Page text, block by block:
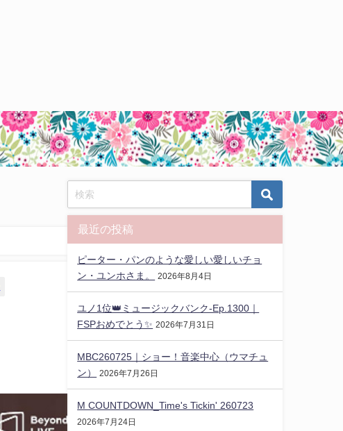
最近の投稿
ピーター・パンのような愛しい愛しいチョ
ン・ユンホさま。
2026年8月4日
ユノ1位👑ミュージックバンク-Ep.1300｜
FSPおめでとう✨️ 2026年7月31日
MBC260725｜ショー！音楽中心（ウマチュ
ン）
2026年7月26日
M COUNTDOWN_Time's Tickin' 260723
2026年7月24日